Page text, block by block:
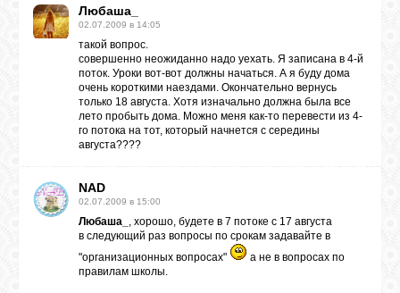
Любаша_
02.07.2009 в 14:05
такой вопрос.
совершенно неожиданно надо уехать. Я записана в 4-й
поток. Уроки вот-вот должны начаться. А я буду дома
очень короткими наездами. Окончательно вернусь
только 18 августа. Хотя изначально должна была все
лето пробыть дома. Можно меня как-то перевести из 4-
го потока на тот, который начнется с середины
августа????
NAD
02.07.2009 в 15:00
Любаша_ , хорошо, будете в 7 потоке с 17 августа
в следующий раз вопросы по срокам задавайте в
"организационных вопросах"
а не в вопросах по
правилам школы.